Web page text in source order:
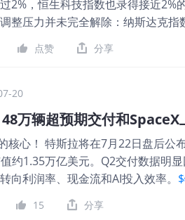
频策略为主，不依赖毫秒级抢单
利空间必须能够覆盖交易成本，
回测中最隐蔽也最危险的问题。
位置成交；或者在计算指标时，无
行按照真实时间顺序处理。不能
选择今天仍然表现良好的股票，
2%，恒生科技指数也录得接近
整压力并未完全解除：纳斯达克
回落约20%。 这意味着，当前不能
是科技资产，港股互联网平台、
获得资金轮动和估值修复支持。
，但这种修复更接近对上周快速下
成交量和板块内部强度进一步验
正确，而是避免把不同市场错误
出现强势反弹，不代表系统立即
技策略都要同步停止。 系统需要
，却不足以确认中期趋势。系统
否获得确认。 第二，板块上涨是否
点赞 分享
20
万辆超预期交付和
心！ 特斯拉将在7月22日盘后公
约1.35万亿美元。Q2交付数据明
向利润率、现金流和AI投入效率。
交付强劲： 预期环比增长34%，
单车承压： 汽车收入增速低于交
15 分享